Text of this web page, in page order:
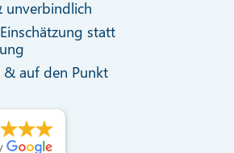
unverbindlich
statt
& auf den Punkt